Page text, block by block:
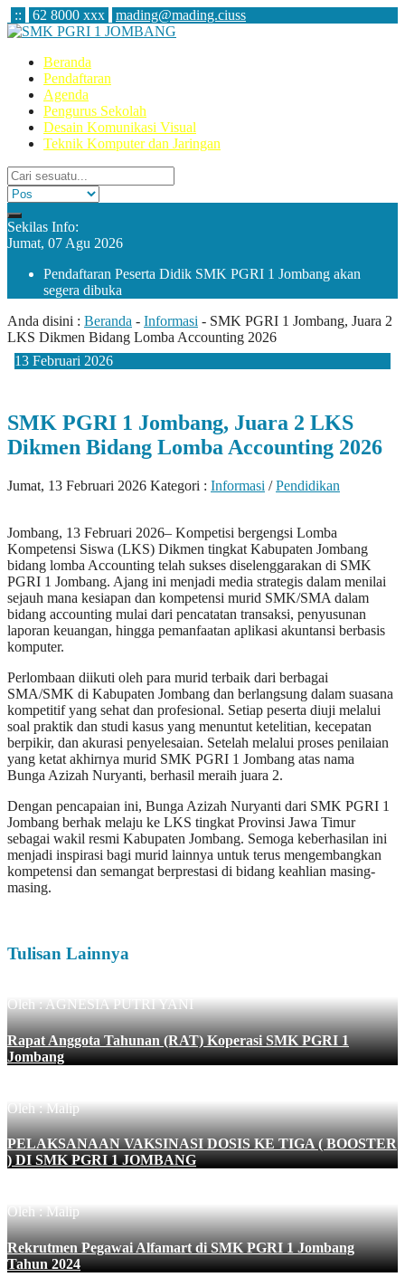
:: 62 8000 xxx mading@mading.ciuss
Beranda
Pendaftaran
Agenda
Pengurus Sekolah
Desain Komunikasi Visual
Teknik Komputer dan Jaringan
Sekilas Info:
Jumat, 07 Agu 2026
Pendaftaran Peserta Didik SMK PGRI 1 Jombang akan
segera dibuka
Anda disini : Beranda - Informasi - SMK PGRI 1 Jombang, Juara 2
LKS Dikmen Bidang Lomba Accounting 2026
13 Februari 2026
SMK PGRI 1 Jombang, Juara 2 LKS
Dikmen Bidang Lomba Accounting 2026
Jumat, 13 Februari 2026 Kategori : Informasi /Pendidikan
Jombang, 13 Februari 2026– Kompetisi bergengsi Lomba
Kompetensi Siswa (LKS) Dikmen tingkat Kabupaten Jombang
bidang lomba Accounting telah sukses diselenggarakan di SMK
PGRI 1 Jombang. Ajang ini menjadi media strategis dalam menilai
sejauh mana kesiapan dan kompetensi murid SMK/SMA dalam
bidang accounting mulai dari pencatatan transaksi, penyusunan
laporan keuangan, hingga pemanfaatan aplikasi akuntansi berbasis
komputer.
Perlombaan diikuti oleh para murid terbaik dari berbagai
SMA/SMK di Kabupaten Jombang dan berlangsung dalam suasana
kompetitif yang sehat dan profesional. Setiap peserta diuji melalui
soal praktik dan studi kasus yang menuntut ketelitian, kecepatan
berpikir, dan akurasi penyelesaian. Setelah melalui proses penilaian
yang ketat akhirnya murid SMK PGRI 1 Jombang atas nama
Bunga Azizah Nuryanti, berhasil meraih juara 2.
Dengan pencapaian ini, Bunga Azizah Nuryanti dari SMK PGRI 1
Jombang berhak melaju ke LKS tingkat Provinsi Jawa Timur
sebagai wakil resmi Kabupaten Jombang. Semoga keberhasilan ini
menjadi inspirasi bagi murid lainnya untuk terus mengembangkan
kompetensi dan semangat berprestasi di bidang keahlian masing-
masing.
Tulisan Lainnya
Oleh : AGNESIA PUTRI YANI
Rapat Anggota Tahunan (RAT) Koperasi SMK PGRI 1
Jombang
Oleh : Malip
PELAKSANAAN VAKSINASI DOSIS KE TIGA ( BOOSTER
) DI SMK PGRI 1 JOMBANG
Oleh : Malip
Rekrutmen Pegawai Alfamart di SMK PGRI 1 Jombang
Tahun 2024